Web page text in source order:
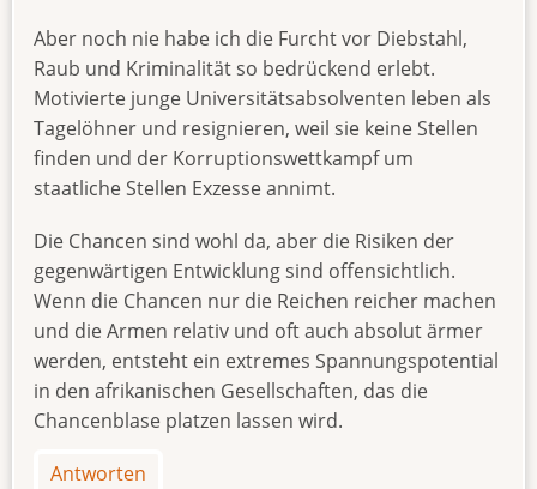
Aber noch nie habe ich die Furcht vor Diebstahl,
Raub und Kriminalität so bedrückend erlebt.
Motivierte junge Universitätsabsolventen leben als
Tagelöhner und resignieren, weil sie keine Stellen
finden und der Korruptionswettkampf um
staatliche Stellen Exzesse annimt.
Die Chancen sind wohl da, aber die Risiken der
gegenwärtigen Entwicklung sind offensichtlich.
Wenn die Chancen nur die Reichen reicher machen
und die Armen relativ und oft auch absolut ärmer
werden, entsteht ein extremes Spannungspotential
in den afrikanischen Gesellschaften, das die
Chancenblase platzen lassen wird.
Antworten